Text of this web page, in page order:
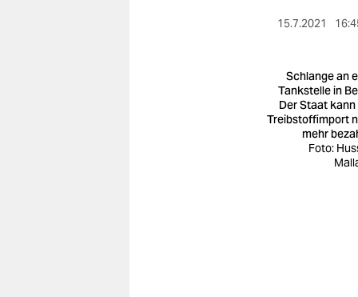
15.7.2021
Schlange an
Tankstelle in
Der Staat kann
Treibstoff­import
mehr
Foto: